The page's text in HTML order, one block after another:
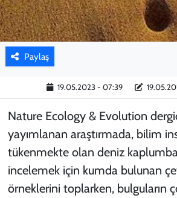
Paylaş
19.05.2023 - 07:39
Nature Ecology & Evolution
yayımlanan araştırmada, bilim
tükenmekte olan deniz
incelemek için kumda bulunan
örneklerini toplarken, bulguların